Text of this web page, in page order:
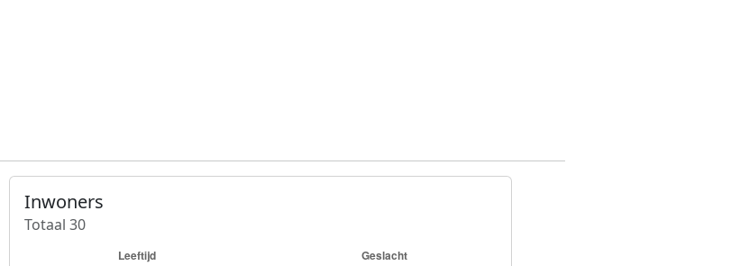
Inwoners
Totaal 30